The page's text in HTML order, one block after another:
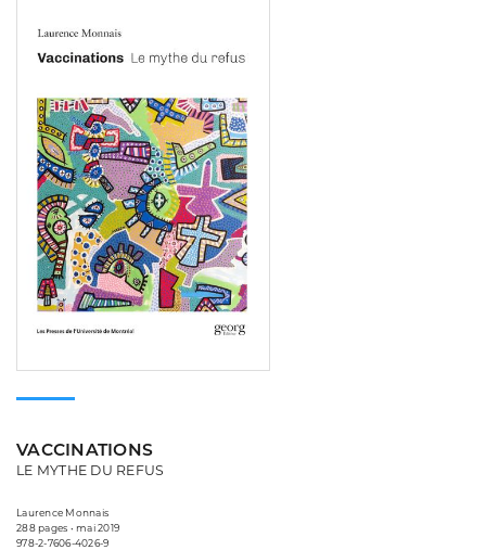
VACCINATIONS
LE MYTHE DU REFUS
Laurence Monnais
288 pages • mai 2019
978-2-7606-4026-9